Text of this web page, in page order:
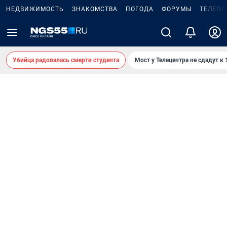
НЕДВИЖИМОСТЬ ЗНАКОМСТВА ПОГОДА ФОРУМЫ
Убийца радовалась смерти студента Мост у Телецентра не сдадут к